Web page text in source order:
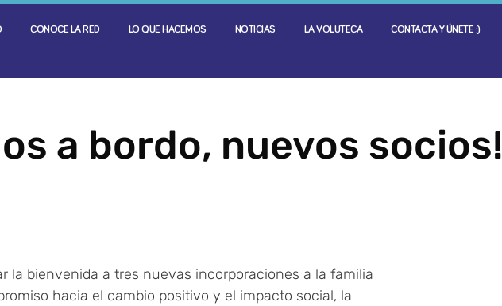
CONOCE LA RED LO QUE HACEMOS NOTICIAS LA VOLUTECA CONTACTA Y ÚNETE :)
a bordo, nuevos socios!
la bienvenida a tres nuevas incorporaciones a la familia
hacia el cambio positivo y el impacto social, la